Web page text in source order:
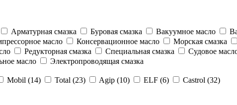
Арматурная смазка Буровая смазка Вакуумное масло
масло Консервационное масло Морская смазка
Редукторная смазка Специальная смазка Судовое
масло
Электропроводящая смазка
Mobil (14) Total (23) Agip (10) ELF (6) Castrol (32)